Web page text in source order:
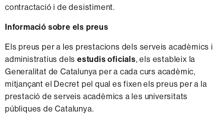
contractació i de desistiment.
Informació sobre els preus
Els preus per a les prestacions dels serveis acadèmics i
administratius delsestudis oficials, els estableix la
Generalitat de Catalunya per a cada curs acadèmic,
mitjançant el Decret pel qual es fixen els preus per a la
prestació de serveis acadèmics a les universitats
públiques de Catalunya.